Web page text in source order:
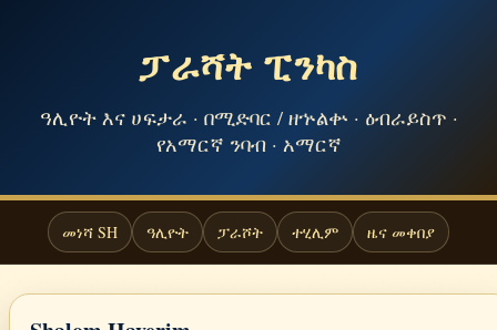
ፓራሻት ፒንካስ
ዓሊዮት እና ሀፍታራ · በሚድባር / ዘኍልቍ · ዕብራይስጥ ·
የአማርኛ ንባብ · አማርኛ
መነሻ SH ዓሊዮት ፓራሾት ተሂሊም ዜና መቀበያ